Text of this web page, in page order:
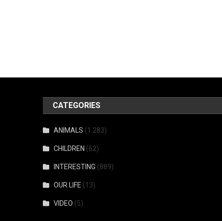
CATEGORIES
ANIMALS (1 283)
CHILDREN (62)
INTERESTING (889)
OUR LIFE (13)
VIDEO (5)